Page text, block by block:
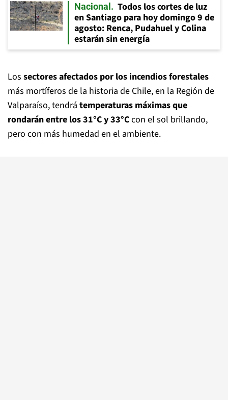
Nacional
Todos los cortes de luz
en Santiago para hoy domingo 9 de
agosto: Renca, Pudahuel y Colina
estarán sin energía
Los sectores afectados por los incendios forestales
más mortíferos de la historia de Chile, en la Región de
Valparaíso, tendrá temperaturas máximas que
rondarán entre los 31°C y 33°Ccon el sol brillando,
pero con más humedad en el ambiente.